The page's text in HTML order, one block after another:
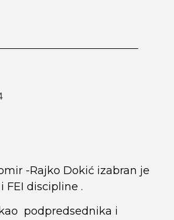
-Rajko Dokić izabran je
FEI discipline .
podpredsednika i